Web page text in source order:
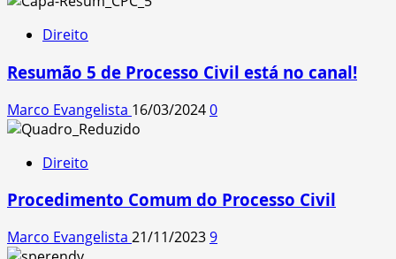
Direito
Resumão 5 de Processo Civil está no canal!
Marco Evangelista 16/03/20240
Direito
Procedimento Comum do Processo Civil
Marco Evangelista 21/11/20239